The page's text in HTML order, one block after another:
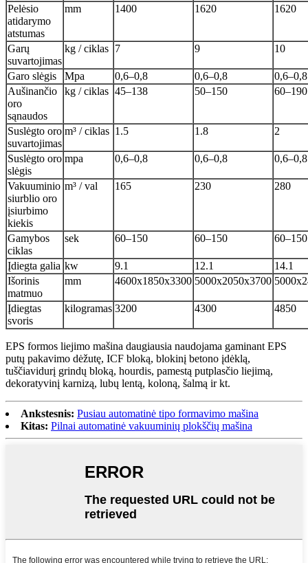
Pelėsio
atidarymo
atstumas
mm 1400 1620 1620
Garų
suvartojimas
kg / ciklas 7 9 10
Garo slėgis Mpa 0,6–0,8 0,6–0,8
0,6–0,8
Aušinančio
oro
sąnaudos
kg / ciklas 45–138 50–150 60–190
Suslėgto oro
suvartojimas
m³ / ciklas 1.5 1.8 2
Suslėgto oro
slėgis
mpa 0,6–0,8 0,6–0,8 0,6–0,8
Vakuuminio
siurblio oro
įsiurbimo
kiekis
m³ / val 165 230 280
Gamybos
ciklas
sek 60–150 60–150 60–150
Įdiegta galia kw 9.1 12.1
14.1
Išorinis
matmuo
mm 4600x1850x3300 5000x2050x3700
Įdiegtas
svoris
kilogramas 3200 4300 4850
EPS formos liejimo mašina daugiausia naudojama gaminant EPS
putų pakavimo dėžutę, ICF bloką, blokinį betono įdėklą,
tuščiavidurį grindų bloką, hourdis, pamestą putplasčio liejimą,
dekoratyvinį karnizą, lubų lentą, koloną, šalmą ir kt.
Ankstesnis: Pusiau automatinė tipo formavimo mašina
Kitas: Pilnai automatinė vakuuminių plokščių mašina